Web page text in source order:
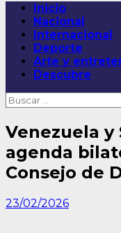
Menú
principal
Inicio
Nacional
Internacional
Deporte
Arte y
Descubre
Buscar:
Venezuela y
agenda
Consejo de
23/02/2026